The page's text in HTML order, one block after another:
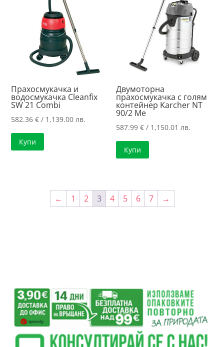
Прахосмукачка и
водосмукачка Cleanfix
SW 21 Combi
582.36€ / 1,139.00 лв.
Купи
Двумоторна
прахосмукачка с голям
контейнер Karcher NT
90/2 Me
587.99€ / 1,150.01 лв.
Купи
← 1 2 3 4 5 6 7 →